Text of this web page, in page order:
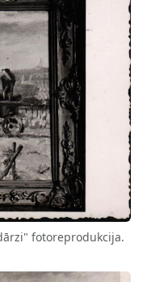
fotoreprodukcija.